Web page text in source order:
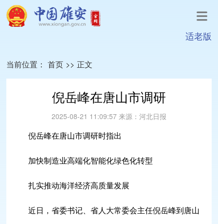
适老版
当前位置： 首页 >> 正文
倪岳峰在唐山市调研
2025-08-21 11:09:57 来源： 河北日报
倪岳峰在唐山市调研时指出
加快制造业高端化智能化绿色化转型
扎实推动海洋经济高质量发展
近日，省委书记、省人大常委会主任倪岳峰到唐山